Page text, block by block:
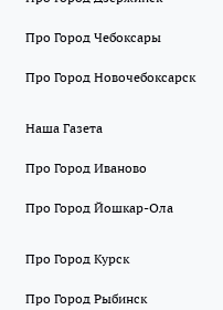
Про Город Чебоксары
Про Город Новочебоксарск
Наша Газета
Про Город Иваново
Про Город Йошкар-Ола
Про Город Курск
Про Город Рыбинск